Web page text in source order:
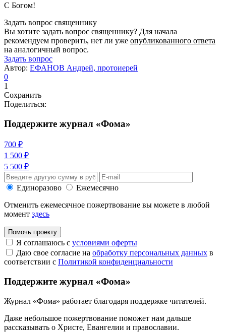
С Богом!
Задать вопрос священнику
Вы хотите задать вопрос священнику? Для начала
рекомендуем проверить, нет ли уже опубликованного ответа
на аналогичный вопрос.
Задать вопрос
Автор: ЕФАНОВ Андрей, протоиерей
0
1
Сохранить
Поделиться:
Поддержите журнал «Фома»
700 ₽
1 500 ₽
5 500 ₽
Единоразово
Ежемесячно
Отменить ежемесячное пожертвование вы можете в любой
момент здесь
Помочь проекту
Я соглашаюсь с условиями оферты
Даю свое согласие на обработку персональных данных в
соответствии с Политикой конфиденциальности
Поддержите журнал «Фома»
Журнал «Фома» работает благодаря поддержке читателей.
Даже небольшое пожертвование поможет нам дальше
рассказывать о Христе, Евангелии и православии.